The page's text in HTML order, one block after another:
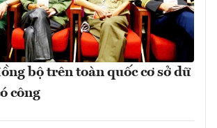
bộ trên toàn quốc cơ sở dữ
công